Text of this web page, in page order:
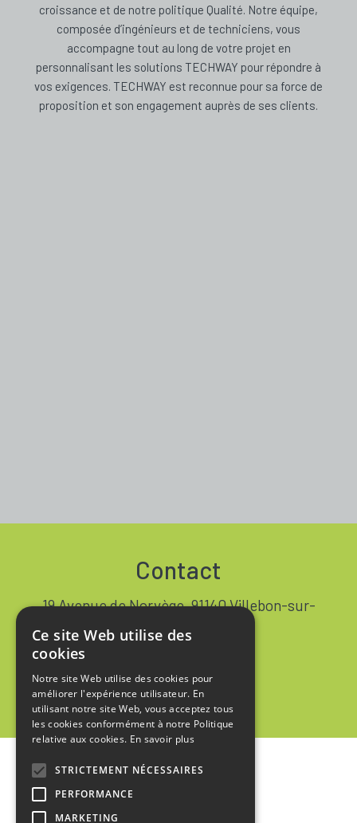
croissance et de notre politique Qualité. Notre équipe,
composée d’ingénieurs et de techniciens, vous
accompagne tout au long de votre projet en
personnalisant les solutions TECHWAY pour répondre à
vos exigences. TECHWAY est reconnue pour sa force de
proposition et son engagement auprès de ses clients.
Contact
19 Avenue de Norvège, 91140 Villebon-sur-
+33 1 64 53 37 90
Contact
Accueil
Ce site Web utilise des
cookies
Notre site Web utilise des cookies pour
améliorer l'expérience utilisateur. En
utilisant notre site Web, vous acceptez tous
les cookies conformément à notre Politique
relative aux cookies. En savoir plus
STRICTEMENT NÉCESSAIRES
PERFORMANCE
MARKETING